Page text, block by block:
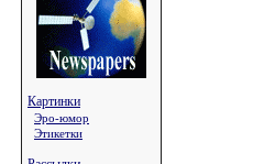
Картинки
Эро-юмор
Этикетки